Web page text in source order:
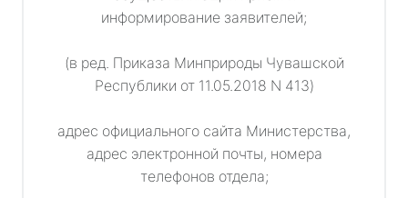
информирование заявителей;
(в ред. Приказа Минприроды Чувашской
Республики от 11.05.2018 N 413)
адрес официального сайта Министерства,
адрес электронной почты, номера
телефонов отдела;